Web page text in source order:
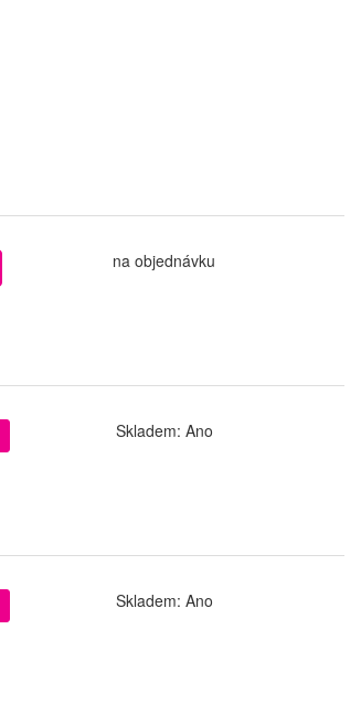
na objednávku
Skladem: Ano
Skladem: Ano